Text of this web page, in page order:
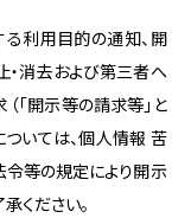
利用目的の通知、開
・消去および第三者へ
「開示等の請求等」と
ついては、個人情報 苦
令等の規定により開示
ください。